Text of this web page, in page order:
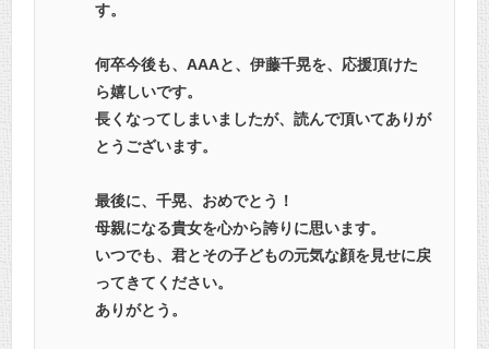
す。
何卒今後も、AAAと、伊藤千晃を、応援頂けた
ら嬉しいです。
長くなってしまいましたが、読んで頂いてありが
とうございます。
最後に、千晃、おめでとう！
母親になる貴女を心から誇りに思います。
いつでも、君とその子どもの元気な顔を見せに戻
ってきてください。
ありがとう。